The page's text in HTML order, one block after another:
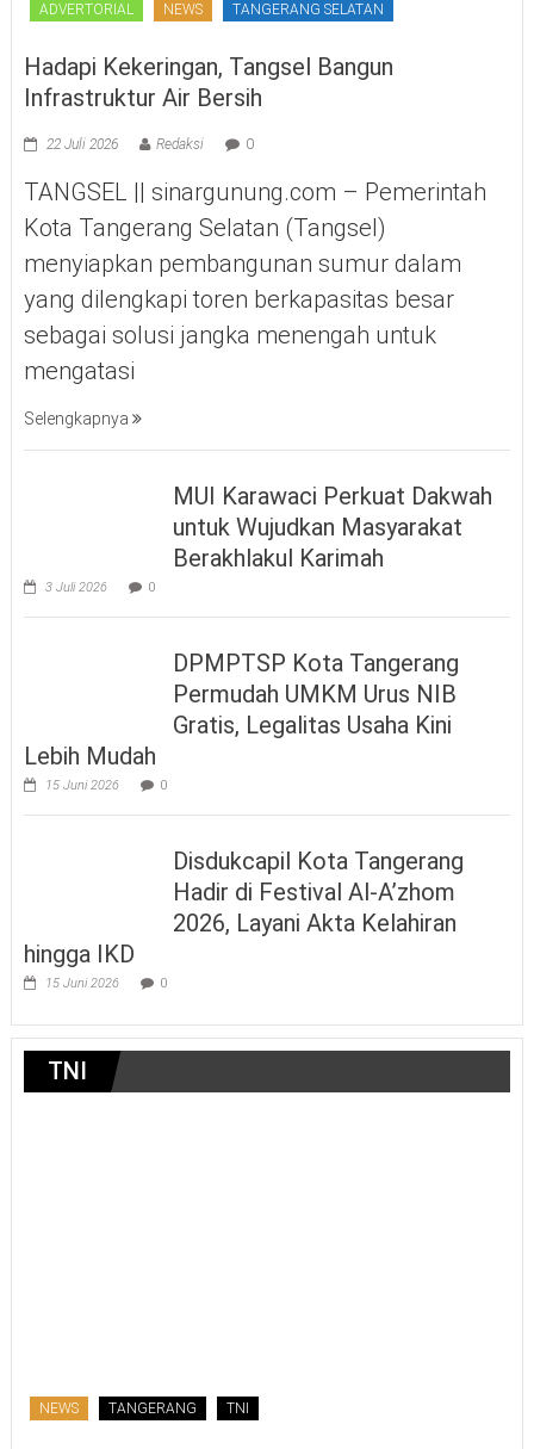
ADVERTORIAL NEWS TANGERANG SELATAN
Hadapi Kekeringan, Tangsel Bangun
Infrastruktur Air Bersih
22 Juli 2026 Redaksi 0
TANGSEL || sinargunung.com – Pemerintah
Kota Tangerang Selatan (Tangsel)
menyiapkan pembangunan sumur dalam
yang dilengkapi toren berkapasitas besar
sebagai solusi jangka menengah untuk
mengatasi
Selengkapnya
MUI Karawaci Perkuat Dakwah
untuk Wujudkan Masyarakat
Berakhlakul Karimah
3 Juli 2026 0
DPMPTSP Kota Tangerang
Permudah UMKM Urus NIB
Gratis, Legalitas Usaha Kini
Lebih Mudah
15 Juni 2026 0
Disdukcapil Kota Tangerang
Hadir di Festival Al-A’zhom
2026, Layani Akta Kelahiran
hingga IKD
15 Juni 2026 0
TNI
NEWS TANGERANG TNI